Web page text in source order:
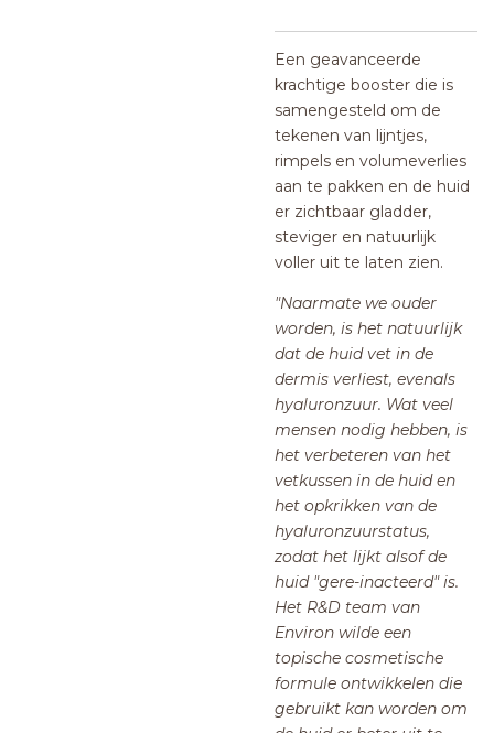
Een geavanceerde
krachtige booster die is
samengesteld om de
tekenen van lijntjes,
rimpels en volumeverlies
aan te pakken en de huid
er zichtbaar gladder,
steviger en natuurlijk
voller uit te laten zien.
"Naarmate we ouder
worden, is het natuurlijk
dat de huid vet in de
dermis verliest, evenals
hyaluronzuur. Wat veel
mensen nodig hebben, is
het verbeteren van het
vetkussen in de huid en
het opkrikken van de
hyaluronzuurstatus,
zodat het lijkt alsof de
huid "gere-inacteerd" is.
Het R&D team van
Environ wilde een
topische cosmetische
formule ontwikkelen die
gebruikt kan worden om